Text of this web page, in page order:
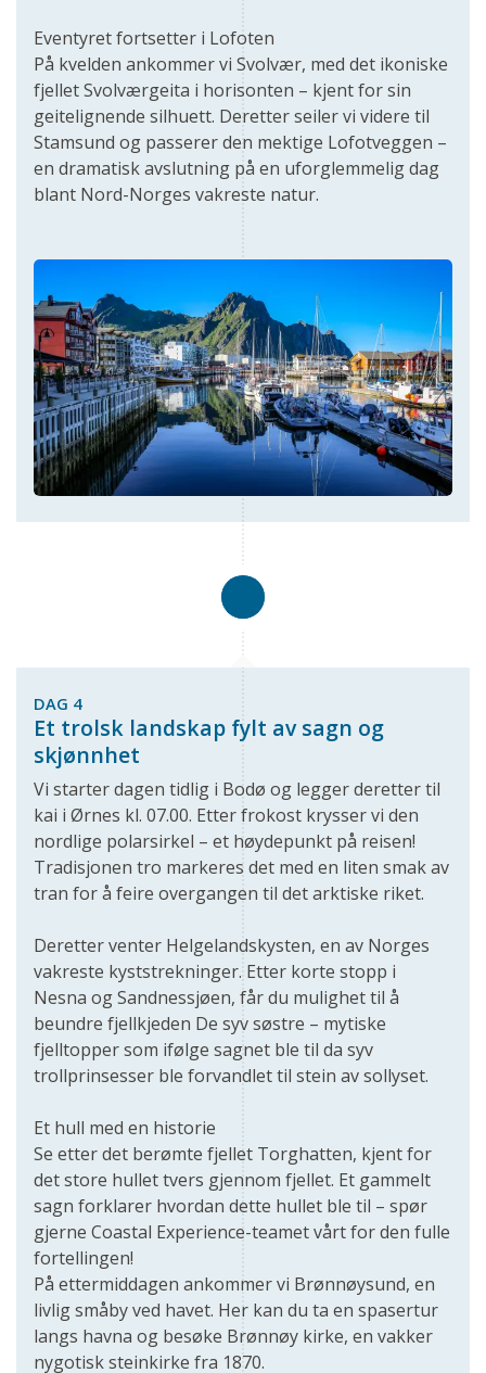
Eventyret fortsetter i Lofoten
På kvelden ankommer vi Svolvær, med det ikoniske
fjellet Svolværgeita i horisonten – kjent for sin
geitelignende silhuett. Deretter seiler vi videre til
Stamsund og passerer den mektige Lofotveggen –
en dramatisk avslutning på en uforglemmelig dag
blant Nord-Norges vakreste natur.
DAG 4
Et trolsk landskap fylt av sagn og
skjønnhet
Vi starter dagen tidlig i Bodø og legger deretter til
kai i Ørnes kl. 07.00. Etter frokost krysser vi den
nordlige polarsirkel – et høydepunkt på reisen!
Tradisjonen tro markeres det med en liten smak av
tran for å feire overgangen til det arktiske riket.
Deretter venter Helgelandskysten, en av Norges
vakreste kyststrekninger. Etter korte stopp i
Nesna og Sandnessjøen, får du mulighet til å
beundre fjellkjeden De syv søstre – mytiske
fjelltopper som ifølge sagnet ble til da syv
trollprinsesser ble forvandlet til stein av sollyset.
Et hull med en historie
Se etter det berømte fjellet Torghatten, kjent for
det store hullet tvers gjennom fjellet. Et gammelt
sagn forklarer hvordan dette hullet ble til – spør
gjerne Coastal Experience-teamet vårt for den fulle
fortellingen!
På ettermiddagen ankommer vi Brønnøysund, en
livlig småby ved havet. Her kan du ta en spasertur
langs havna og besøke Brønnøy kirke, en vakker
nygotisk steinkirke fra 1870.